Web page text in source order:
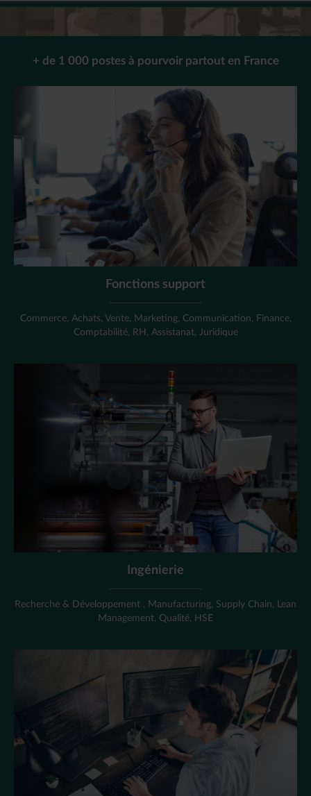
+ de 1 000 postes à pourvoir partout en France
Fonctions support
Commerce, Achats, Vente, Marketing, Communication, Finance,
Comptabilité, RH, Assistanat, Juridique
Ingénierie
Recherche & Développement , Manufacturing, Supply Chain, Lean
Management, Qualité, HSE